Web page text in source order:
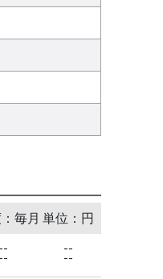
毎月 単位：円
--
--
--
--